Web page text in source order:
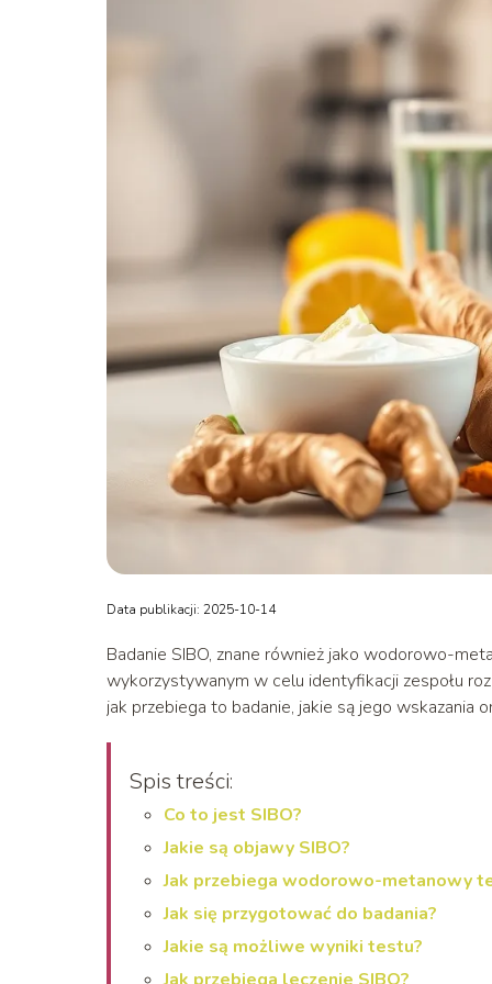
Data publikacji: 2025-10-14
Badanie SIBO, znane również jako wodorowo-
wykorzystywanym w celu identyfikacji zespołu
jak przebiega to badanie, jakie są jego wskazania
Spis treści:
Co to jest SIBO?
Jakie są objawy SIBO?
Jak przebiega wodorowo-metanowy
Jak się przygotować do badania?
Jakie są możliwe wyniki testu?